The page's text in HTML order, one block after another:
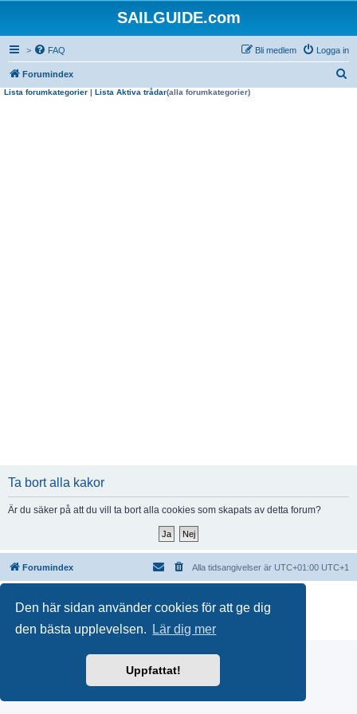
Den här sidan använder cookies för att ge dig
den bästa upplevelsen.
Lär dig mer
Uppfattat!
SAILGUIDE.com
> FAQ Logga in
Bli medlem
Forumindex
Lista forumkategorier | Lista Aktiva trådar(alla forumkategorier)
Ta bort alla kakor
Är du säker på att du vill ta bort alla cookies som skapats av detta forum?
Forumindex Alla tidsangivelser är UTC+01:00 UTC+1
Swedish translation byphpBB Sweden© 2006-2018
Integritetspolicy
|Användarvillkor